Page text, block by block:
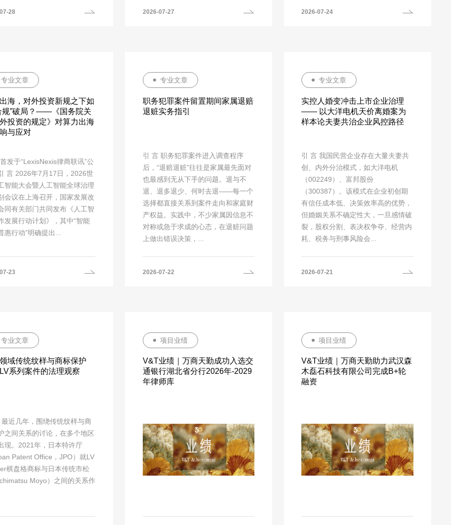
28 2026-07-27 2026-07-24
专业文章
海，对外投资新规之下如
规”破局？——《国务院关
投资的规定》对算力出海
与应对
发于“LexisNexis律商联讯”公
言 2026年7月17日，2026世
智能大会暨人工智能全球治理
会议在上海召开，国家发展改
同有关部门共同发布《人工智
发展行动计划》，其中“智能
惠行动”明确提出...
23
专业文章
职务犯罪案件留置期间家属退赔
退赃实务指引
引 言 职务犯罪案件进入调查程序
后，“退赔退赃”往往是家属最先面对
也最感到无从下手的问题。退与不
退、退多退少、何时去退——每一个
选择都直接关系到案件走向和家庭财
产权益。实践中，不少家属因信息不
对称或急于求成的心态，在退赃问题
上做出错误决策，...
2026-07-22
专业文章
实控人婚变冲击上市企业治理
—— 以大洋电机天价离婚案为
样本论夫妻共治企业风控路径
引 言 我国民营企业存在大量夫妻共
创、内外分治模式，如大洋电机
（002249）、富邦股份
（300387）。该模式在企业初创期
有信任成本低、决策效率高的优势，
但婚姻关系不确定性大，一旦感情破
裂，股权分割、表决权争夺、经营内
耗、税务与刑事风险会...
2026-07-21
专业文章
域传统纹样与商标保护
系列案件的法理观察
最近几年，围绕传统纹样与商
之间关系的讨论，在多个地区
现。2021年，日本特许厅
Patent Office，JPO）就LV
棋盘格商标与日本传统市松
Moyo）之间的关系作
项目业绩
V&T业绩｜万商天勤成功入选交
通银行湖北省分行2026年-2029
年律师库
项目业绩
V&T业绩｜万商天勤助力武汉森
木磊石科技有限公司完成B+轮
融资